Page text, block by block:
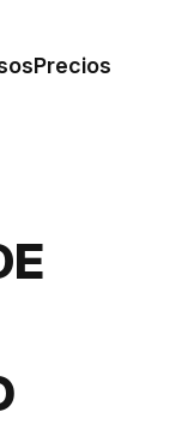
Precios